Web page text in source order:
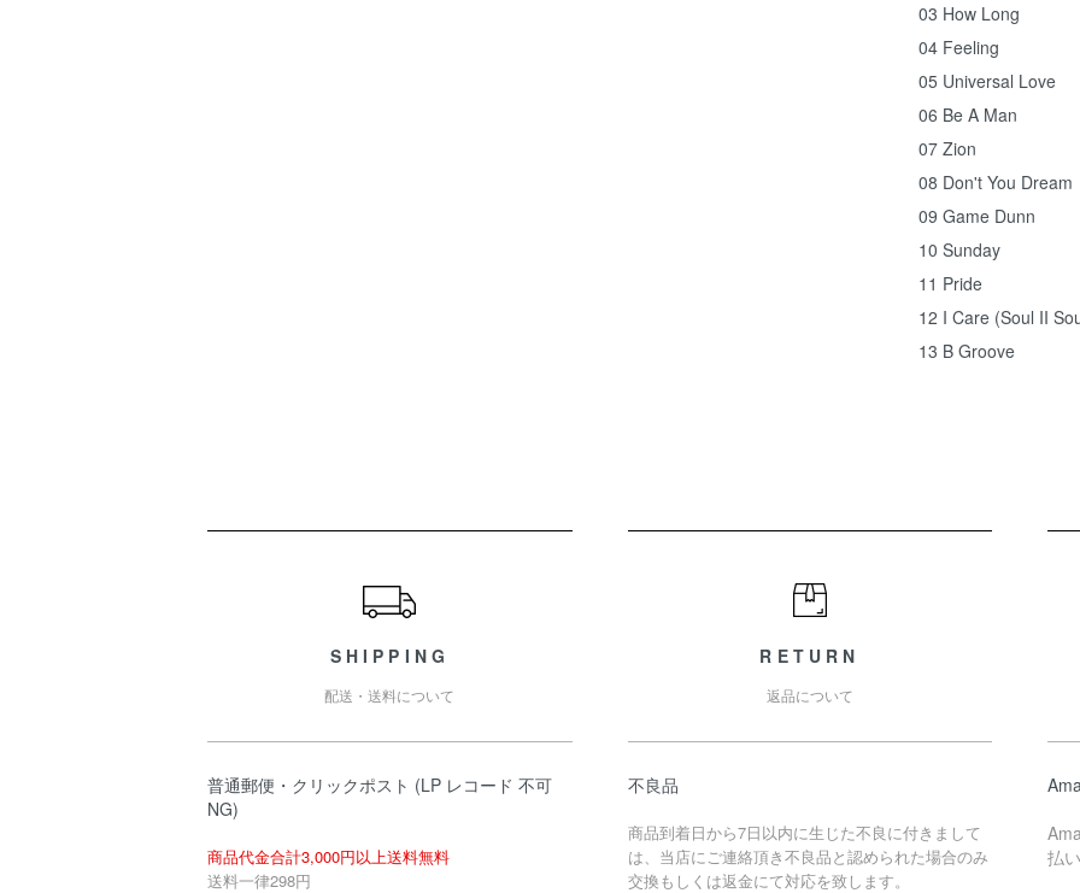
03 How Long
04 Feeling
05 Universal Love
06 Be A Man
07 Zion
08 Don't You Dream
09 Game Dunn
10 Sunday
11 Pride
12 I Care (Soul II
13 B Groove
SHIPPING
配送・送料について
普通郵便・クリックポスト (LP レコード 不可
NG)
商品代金合計3,000円以上送料無料
送料一律298円
RETURN
返品について
不良品
商品到着日から7日以内に生じた不良に付きまして
は、当店にご連絡頂き不良品と認められた場合のみ
交換もしくは返金にて対応を致します。
払